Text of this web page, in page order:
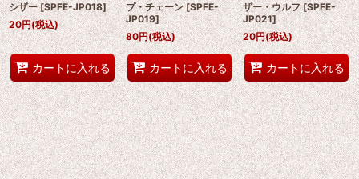
シザー [SPFE-JP018]
20円(税込)
カートに入れる
プ・チェーン [SPFE-
JP019]
80円(税込)
カートに入れる
ザー・ウルフ [SPFE-
JP021]
20円(税込)
カートに入れる